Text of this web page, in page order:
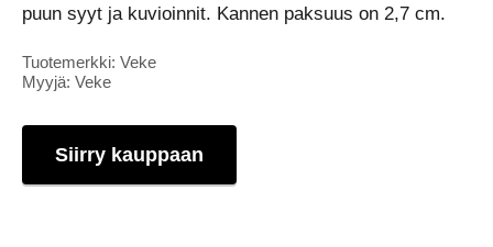
puun syyt ja kuvioinnit. Kannen paksuus on 2,7 cm.
Tuotemerkki: Veke
Myyjä: Veke
Siirry kauppaan